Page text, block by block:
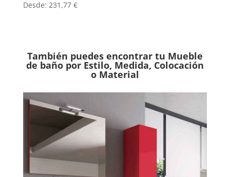
Desde: 231,77 €
También puedes encontrar tu Mueble
de baño por Estilo, Medida, Colocación
o Material